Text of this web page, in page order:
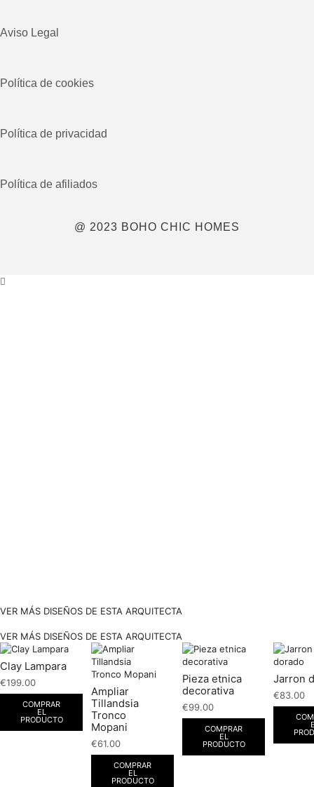
Aviso Legal
Política de cookies
Política de privacidad
Política de afiliados
@ 2023 BOHO CHIC HOMES
VER MÁS DISEÑOS DE ESTA ARQUITECTA
VER MÁS DISEÑOS DE ESTA ARQUITECTA
Clay Lampara
€199.00
COMPRAR
EL
PRODUCTO
Ampliar
Tillandsia
Tronco
Mopani
€61.00
COMPRAR
EL
PRODUCTO
Pieza etnica
decorativa
€99.00
COMPRAR
EL
PRODUCTO
Jarron
€83.00